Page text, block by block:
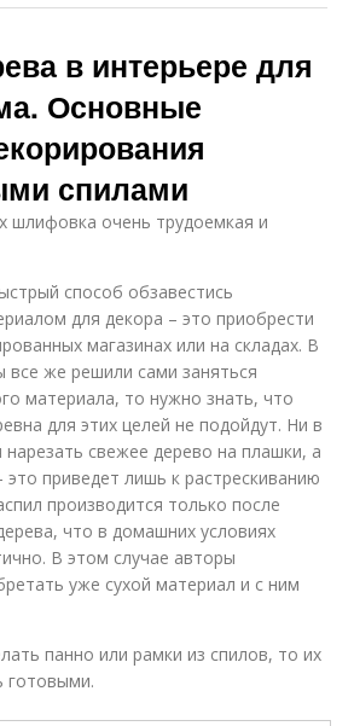
в интерьере для
Основные
спилами
шлифовка очень трудоемкая и
способ обзавестись
для декора – это приобрести
магазинах или на складах. В
все же решили сами заняться
материала, то нужно знать, что
для этих целей не подойдут. Ни в
нарезать свежее дерево на плашки, а
приведет лишь к растрескиванию
производится только после
что в домашних условиях
В этом случае авторы
уже сухой материал и с ним
панно или рамки из спилов, то их
готовыми.